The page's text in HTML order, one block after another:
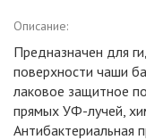
Описание:
Предназначен для
поверхности чаши
лаковое защитное
прямых УФ-лучей,
Антибактериальная